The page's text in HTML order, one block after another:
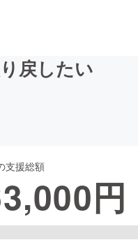
ファッション
戻したい
支援総額
円